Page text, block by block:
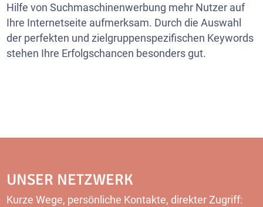
Hilfe von Suchmaschinenwerbung mehr Nutzer auf
Ihre Internetseite aufmerksam. Durch die Auswahl
der perfekten und zielgruppenspezifischen Keywords
stehen Ihre Erfolgschancen besonders gut.
UNSER NETZWERK
Kurze Wege, persönliche Kontakte, direkter Zugriff: